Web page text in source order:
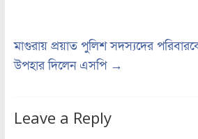
মাগুরায় প্রয়াত পুলিশ সদস্যদের
উপহার দিলেন এসপি →
Leave a Reply